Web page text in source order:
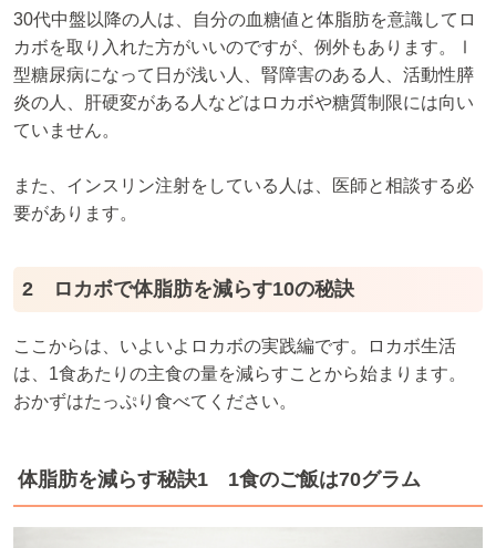
30代中盤以降の人は、自分の血糖値と体脂肪を意識してロ
カボを取り入れた方がいいのですが、例外もあります。Ⅰ
型糖尿病になって日が浅い人、腎障害のある人、活動性膵
炎の人、肝硬変がある人などはロカボや糖質制限には向い
ていません。
また、インスリン注射をしている人は、医師と相談する必
要があります。
2 ロカボで体脂肪を減らす10の秘訣
ここからは、いよいよロカボの実践編です。ロカボ生活
は、1食あたりの主食の量を減らすことから始まります。
おかずはたっぷり食べてください。
体脂肪を減らす秘訣1 1食のご飯は70グラム